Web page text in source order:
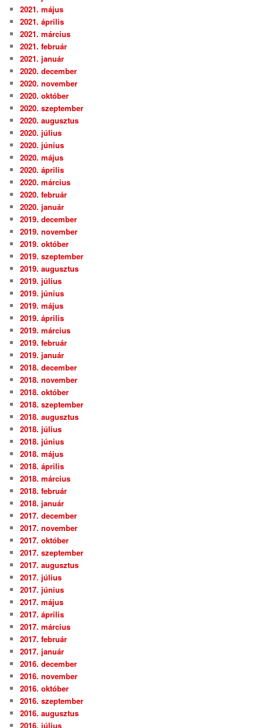
2021. május
2021. április
2021. március
2021. február
2021. január
2020. december
2020. november
2020. október
2020. szeptember
2020. augusztus
2020. július
2020. június
2020. május
2020. április
2020. március
2020. február
2020. január
2019. december
2019. november
2019. október
2019. szeptember
2019. augusztus
2019. július
2019. június
2019. május
2019. április
2019. március
2019. február
2019. január
2018. december
2018. november
2018. október
2018. szeptember
2018. augusztus
2018. július
2018. június
2018. május
2018. április
2018. március
2018. február
2018. január
2017. december
2017. november
2017. október
2017. szeptember
2017. augusztus
2017. július
2017. június
2017. május
2017. április
2017. március
2017. február
2017. január
2016. december
2016. november
2016. október
2016. szeptember
2016. augusztus
2016. július